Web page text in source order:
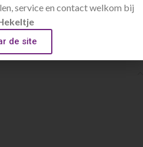
service en contact welkom bij
de site